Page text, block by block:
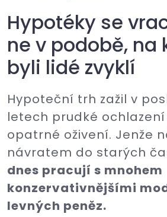
Hypotéky se
ne v podobě, na
byli lidé zvyklí
Hypoteční trh zažil v
letech prudké
opatrné oživení. Jenže
návratem do starých
dnes pracují s mnohem
konzervativnějšími
levných peněz.